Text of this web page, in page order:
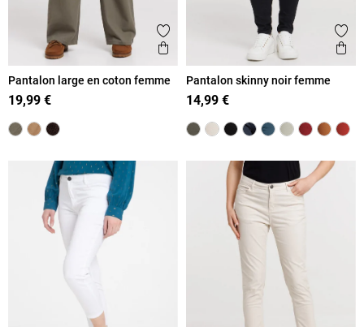
Ajouter aux favoris
Aperçu rapide
Pantalon large en coton femme
19,99 €
Pantalon skinny noir femme
14,99 €